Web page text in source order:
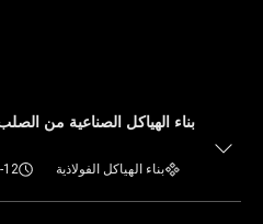
بناء الهياكل الصناعية من
بناء الهياكل الفولاذية 12